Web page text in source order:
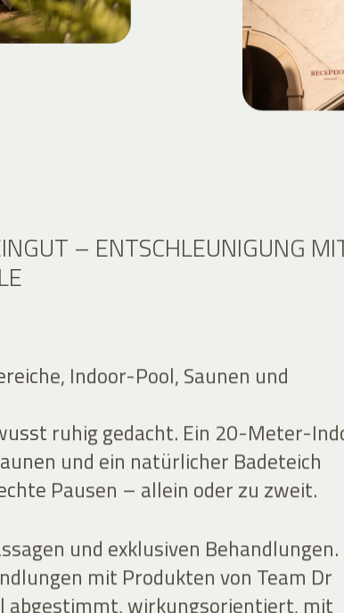
– ENTSCHLEUNIGUNG
Indoor-Pool, Saunen und
ruhig gedacht. Ein 20-Meter-
und ein natürlicher Badeteich
Pausen – allein oder zu zweit.
und exklusiven Behandlungen.
mit Produkten von Team Dr
abgestimmt, wirkungsorientiert, mit